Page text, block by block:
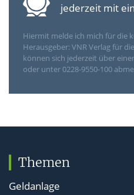
jederzeit mit
Hiermit melde ich mich für die
Herausgeber: VNR Verlag für
können sich jederzeit über
oder unter 0228-9550-100
Themen
Geldanlage